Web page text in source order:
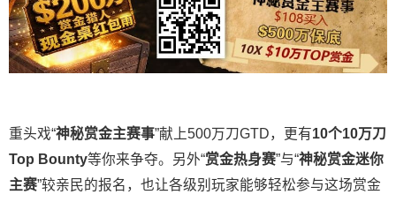
重头戏“神秘赏金主赛事”献上500万刀GTD，更有10个10万刀
Top Bounty等你来争夺。另外“赏金热身赛”与“神秘赏金迷你
主赛”较亲民的报名，也让各级别玩家能够轻松参与这场赏金